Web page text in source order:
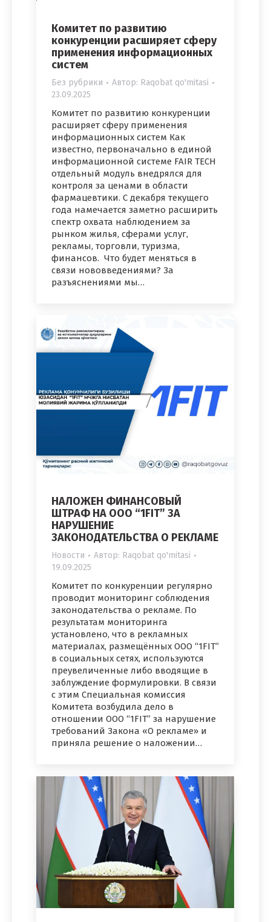
Комитет по развитию
конкуренции расширяет сферу
применения информационных
систем
Без рубрики Автор: Raqobat qo'mitasi
23.09.2025
Комитет по развитию конкуренции
расширяет сферу применения
информационных систем Как
известно, первоначально в единой
информационной системе FAIR TECH
отдельный модуль внедрялся для
контроля за ценами в области
фармацевтики. С декабря текущего
года намечается заметно расширить
спектр охвата наблюдением за
рынком жилья, сферами услуг,
рекламы, торговли, туризма,
финансов. Что будет меняться в
связи нововведениями? За
разъяснениями мы…
НАЛОЖЕН ФИНАНСОВЫЙ
ШТРАФ НА ООО “1FIT” ЗА
НАРУШЕНИЕ
ЗАКОНОДАТЕЛЬСТВА О РЕКЛАМЕ
Новости Автор: Raqobat qo'mitasi
19.09.2025
Комитет по конкуренции регулярно
проводит мониторинг соблюдения
законодательства о рекламе. По
результатам мониторинга
установлено, что в рекламных
материалах, размещённых ООО “1FIT”
в социальных сетях, используются
преувеличенные либо вводящие в
заблуждение формулировки. В связи
с этим Специальная комиссия
Комитета возбудила дело в
отношении ООО “1FIT” за нарушение
требований Закона «О рекламе» и
приняла решение о наложении…